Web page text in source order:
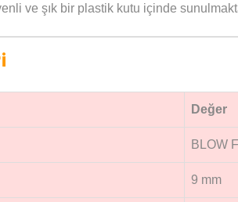
ve şık bir plastik kutu içinde
Değer
BLOW
9 mm